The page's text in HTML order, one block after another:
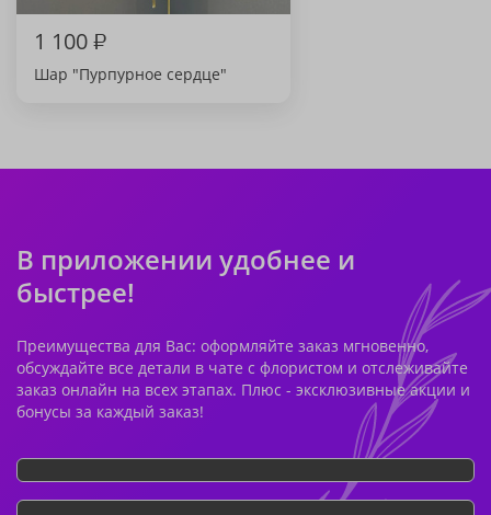
1 100₽
Шар "Пурпурное сердце"
В приложении удобнее и
быстрее!
Преимущества для Вас: оформляйте заказ мгновенно,
обсуждайте все детали в чате с флористом и отслеживайте
заказ онлайн на всех этапах. Плюс - эксклюзивные акции и
бонусы за каждый заказ!